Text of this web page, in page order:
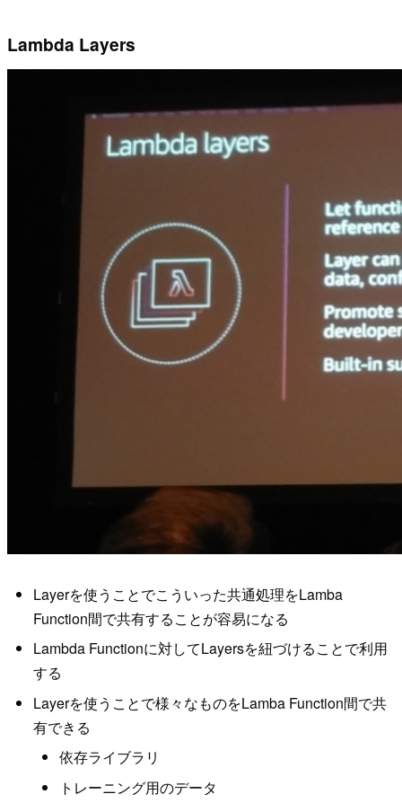
Lambda Layers
Layerを使うことでこういった共通処理をLamba
Function間で共有することが容易になる
Lambda Functionに対してLayersを紐づけることで利用
する
Layerを使うことで様々なものをLamba Function間で共
有できる
依存ライブラリ
トレーニング用のデータ